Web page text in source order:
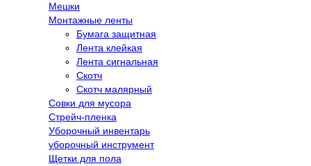
Мешки
Монтажные ленты
Бумага защитная
Лента клейкая
Лента сигнальная
Скотч
Скотч малярный
Совки для мусора
Стрейч-пленка
Уборочный инвентарь
уборочный инструмент
Щетки для пола